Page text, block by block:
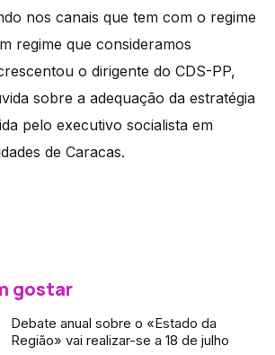
nos canais que tem com o regime
regime que consideramos
o dirigente do CDS-PP,
sobre a adequação da estratégia
pelo executivo socialista em
de Caracas.
gostar
Debate anual sobre o «Estado da
Região» vai realizar-se a 18 de julho